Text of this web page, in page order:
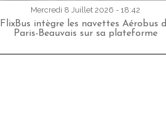
Mercredi 8 Juillet 2026 - 18:42
FlixBus intègre les navettes Aérobus
Paris-Beauvais sur sa plateforme